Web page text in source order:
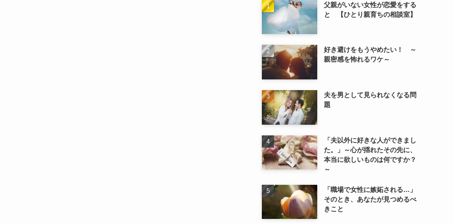
父親がいない女性が恋愛をする
と 【ひとり親育ちの相談室】
好き避けをもうやめたい！ ～
親密感を怖れるワケ～
夫を男として見られなくなる問
題
「夫以外に好きな人ができまし
た。」～心が揺れたその先に、
本当に欲しいものは何ですか？
～
「職場で女性に嫉妬される…」
そのとき、あなたが見つめるべ
きこと